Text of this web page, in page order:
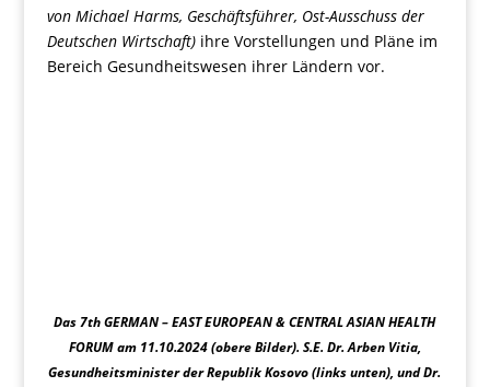
von Michael Harms, Geschäftsführer, Ost-Ausschuss der
Deutschen Wirtschaft)ihre Vorstellungen und Pläne im
Bereich Gesundheitswesen ihrer Ländern vor.
Das 7th GERMAN – EAST EUROPEAN & CENTRAL ASIAN HEALTH
FORUM am 11.10.2024 (obere Bilder). S.E. Dr. Arben Vitia,
Gesundheitsminister der Republik Kosovo (links unten), und Dr.